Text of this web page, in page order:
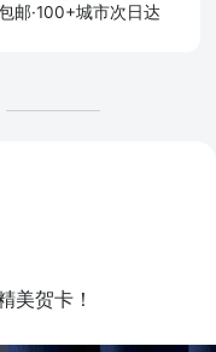
邮·100+城市次日达
美贺卡！